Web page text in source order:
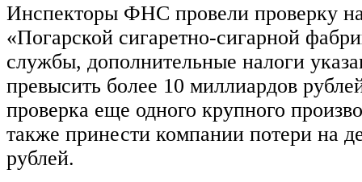
Инспекторы ФНС провели проверку
«Погарской сигаретно-сигарной
службы, дополнительные налоги
превысить более 10 миллиардов
проверка еще одного крупного
также принести компании потери на
рублей.